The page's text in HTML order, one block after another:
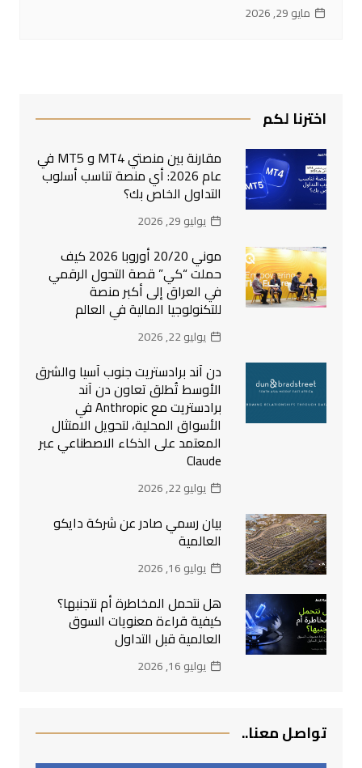
مايو 29, 2026
اخترنا لكم
مقارنة بين منصتي MT4 و MT5 في
عام 2026: أي منصة تناسب أسلوب
التداول الخاص بك؟
يوليو 29, 2026
موني 20/20 أوروبا 2026 كيف
حملت “كي” قصة التحول الرقمي
في العراق إلى أكبر منصة
للتكنولوجيا المالية في العالم
يوليو 22, 2026
دن آند برادستريت جنوب آسيا والشرق
الأوسط تُطلق تعاون دن آند
برادستريت مع Anthropic في
الأسواق المحلية، لتحويل الامتثال
المعتمد على الذكاء الاصطناعي عبر
Claude
يوليو 22, 2026
بيان رسمي صادر عن شركة دايكو
العالمية
يوليو 16, 2026
هل نتحمل المخاطرة أم نتجنبها؟
كيفية قراءة معنويات السوق
العالمية قبل التداول
يوليو 16, 2026
تواصل معنا..